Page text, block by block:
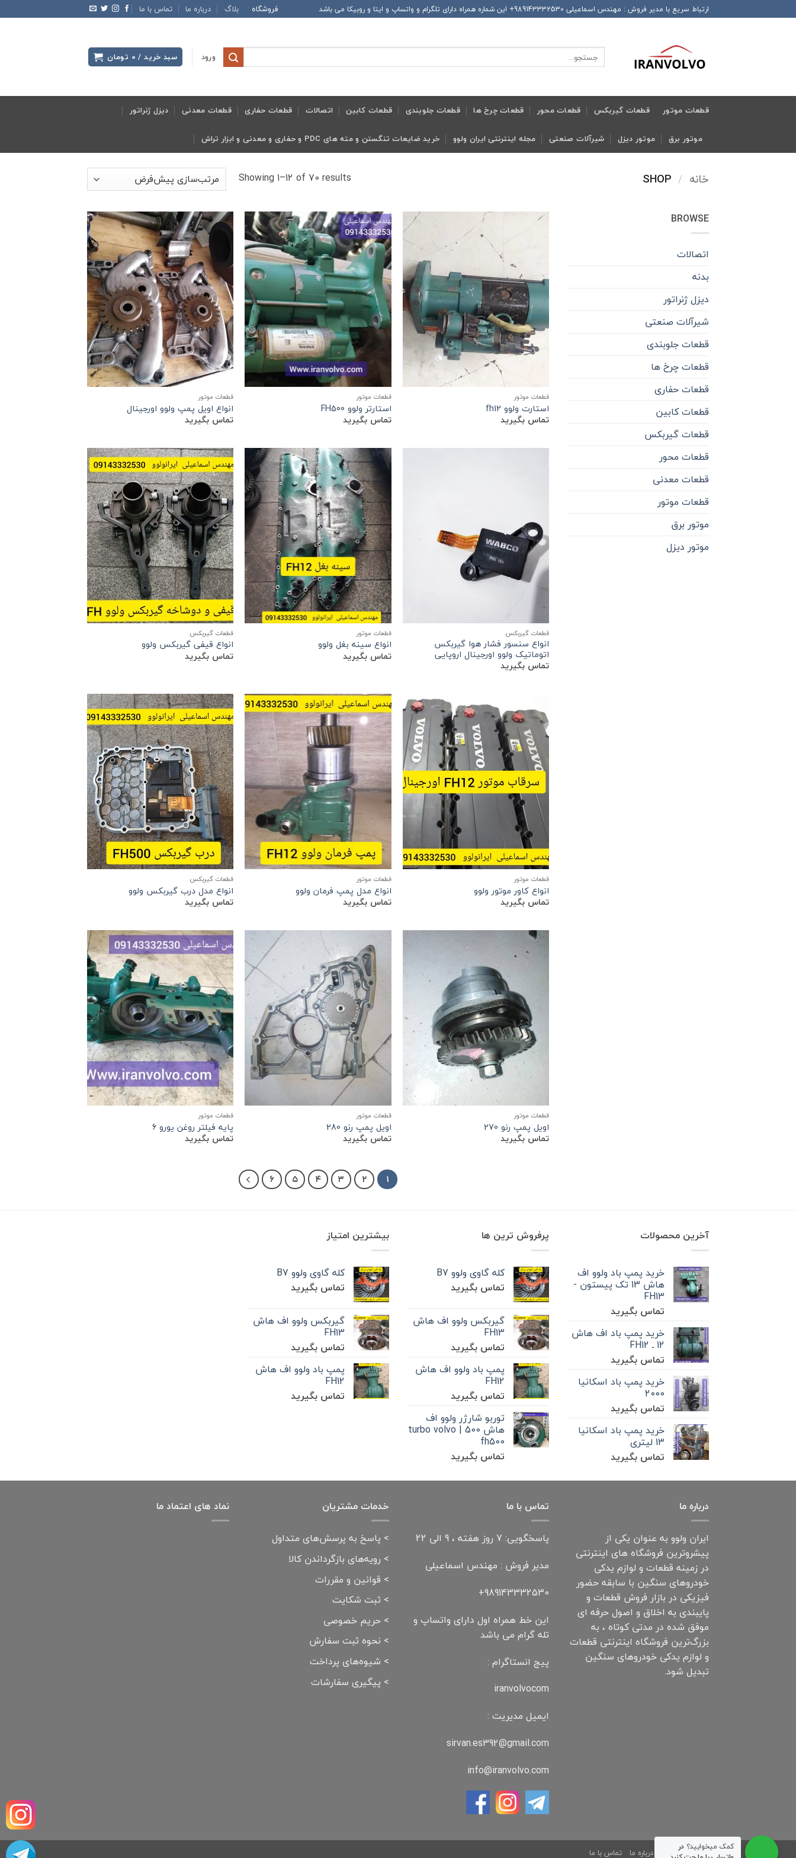
to
ارتباط سریع با مدیر فروش : مهندس اسماعیلی 989143332530+ این شماره همراه دارای تلگرام و واتساپ و ایتا و روبیکا می باشد فروشگاه بلاگ درباره ما تماس با ما
جستجو
برای:
ورود سبد خرید / 0 تومان
قطعات موتور قطعات گیربکس قطعات محور قطعات چرخ ها قطعات جلوبندی قطعات کابین اتصالات قطعات حفاری قطعات معدنی دیزل ژنراتور
موتور برق موتور دیزل شیرآلات صنعتی مجله اینترنتی ایران ولوو خرید ضایعات تنگستن و مته های PDC و حفاری و معدنی و ابزار تراش
خانه /
Showing 1–12 of 70 results
BROWSE
اتصالات
بدنه
دیزل ژنراتور
شیرآلات صنعتی
قطعات جلوبندی
قطعات چرخ ها
قطعات حفاری
قطعات کابین
قطعات گیربکس
قطعات محور
قطعات معدنی
قطعات موتور
موتور برق
موتور دیزل
قطعات موتور
استارت ولوو fh12
تماس بگیرید
قطعات موتور
استارتر ولوو FH500
تماس بگیرید
قطعات موتور
انواع اویل پمپ ولوو اورجینال
تماس بگیرید
قطعات گیربکس
انواع سنسور فشار هوا گیربکس
اتوماتیک ولوو اورجینال اروپایی
تماس بگیرید
قطعات موتور
انواع سینه بغل ولوو
تماس بگیرید
قطعات گیربکس
انواع قیفی گیربکس ولوو
تماس بگیرید
قطعات موتور
انواع کاور موتور ولوو
تماس بگیرید
قطعات موتور
انواع مدل پمپ فرمان ولوو
تماس بگیرید
قطعات گیربکس
انواع مدل درب گیربکس ولوو
تماس بگیرید
قطعات موتور
اویل پمپ رنو 270
تماس بگیرید
قطعات موتور
اویل پمپ رنو 280
تماس بگیرید
قطعات موتور
پایه فیلتر روغن یورو 6
تماس بگیرید
۱ ۲ ۳ ۴ ۵ ۶
آخرین محصولات
خرید پمپ باد ولوو اف
هاش 13 تک‌ پیستون -
FH13
تماس بگیرید
خرید پمپ باد اف هاش
12 ـ FH12
تماس بگیرید
خرید پمپ باد اسکانیا
2000
تماس بگیرید
خرید پمپ باد اسکانیا
13 لیتری
تماس بگیرید
پرفروش ترین ها
کله گاوی ولوو B7
تماس بگیرید
گیربکس ولوو اف هاش
FH13
تماس بگیرید
پمپ باد ولوو اف هاش
FH12
تماس بگیرید
توربو شارژر ولوو اف
هاش 500 | turbo volvo
fh500
تماس بگیرید
بیشترین امتیاز
کله گاوی ولوو B7
تماس بگیرید
گیربکس ولوو اف هاش
FH13
تماس بگیرید
پمپ باد ولوو اف هاش
FH12
تماس بگیرید
درباره ما
ایران ولوو به عنوان یکی از
پیشروترین فروشگاه های اینترنتی
در زمینه قطعات و لوازم یدکی
خودروهای سنگین با سابقه حضور
فیزیکی در بازار فروش قطعات و
پایبندی به اخلاق و اصول حرفه ای
موفق شده در مدتی کوتاه ، به
بزرگ‌ترین فروشگاه اینترنتی قطعات
و لوازم یدکی خودروهای سنگین
تبدیل شود.
تماس با ما
پاسخگویی: 7 روز هفته ، 9 الی 22
مدیر فروش : مهندس اسماعیلی
989143332530+
این خط همراه اول دارای واتساپ و
تله گرام می باشد
پیج انستاگرام :
iranvolvocom
ایمیل مدیریت :
sirvan.es392@gmail.com
info@iranvolvo.com
خدمات مشتریان
> پاسخ به پرسش‌های متداول
> رویه‌های بازگرداندن کالا
> قوانین و مقررات
> ثبت شکایت
> حریم خصوصی
> نحوه ثبت سفارش
> شیوه‌های پرداخت
> پیگیری سفارشات
نماد های اعتماد ما
فروشگاه بلاگ درباره ما تماس با ما
کمک میخوایید؟ در